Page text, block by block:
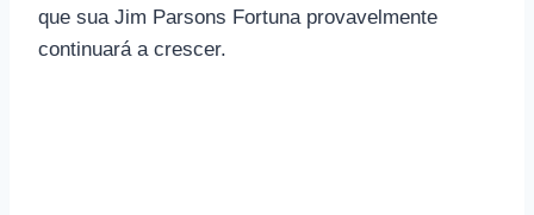
que sua Jim Parsons Fortuna provavelmente
continuará a crescer.